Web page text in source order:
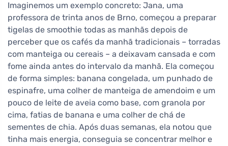
Imaginemos um exemplo concreto: Jana, uma
professora de trinta anos de Brno, começou a preparar
tigelas de smoothie todas as manhãs depois de
perceber que os cafés da manhã tradicionais – torradas
com manteiga ou cereais – a deixavam cansada e com
fome ainda antes do intervalo da manhã. Ela começou
de forma simples: banana congelada, um punhado de
espinafre, uma colher de manteiga de amendoim e um
pouco de leite de aveia como base, com granola por
cima, fatias de banana e uma colher de chá de
sementes de chia. Após duas semanas, ela notou que
tinha mais energia, conseguia se concentrar melhor e